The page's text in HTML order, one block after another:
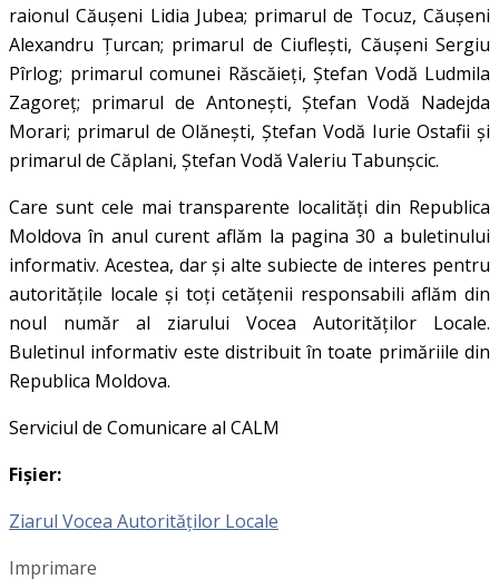
raionul Căușeni Lidia Jubea; primarul de Tocuz, Căușeni
Alexandru Țurcan; primarul de Ciuflești, Căușeni Sergiu
Pîrlog; primarul comunei Răscăieți, Ștefan Vodă Ludmila
Zagoreț; primarul de Antonești, Ștefan Vodă Nadejda
Morari; primarul de Olănești, Ștefan Vodă Iurie Ostafii și
primarul de Căplani, Ștefan Vodă Valeriu Tabunșcic.
Care sunt cele mai transparente localități din Republica
Moldova în anul curent aflăm la pagina 30 a buletinului
informativ. Acestea, dar și alte subiecte de interes pentru
autoritățile locale și toți cetățenii responsabili aflăm din
noul număr al ziarului Vocea Autorităților Locale.
Buletinul informativ este distribuit în toate primăriile din
Republica Moldova.
Serviciul de Comunicare al CALM
Fișier:
Ziarul Vocea Autorităților Locale
Imprimare